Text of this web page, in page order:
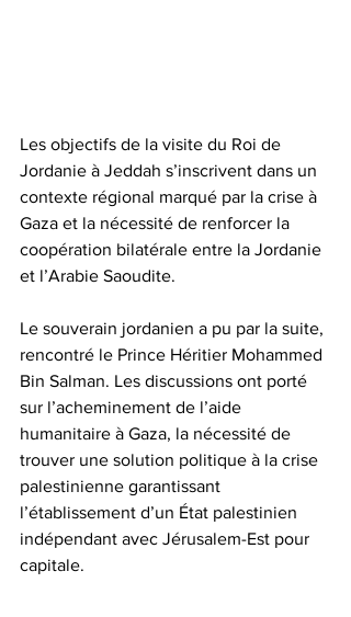
Les objectifs de la visite du Roi de
Jordanie à Jeddah s’inscrivent dans un
contexte régional marqué par la crise à
Gaza et la nécessité de renforcer la
coopération bilatérale entre la Jordanie
et l’Arabie Saoudite.
Le souverain jordanien a pu par la suite,
rencontré le Prince Héritier Mohammed
Bin Salman. Les discussions ont porté
sur l’acheminement de l’aide
humanitaire à Gaza, la nécessité de
trouver une solution politique à la crise
palestinienne garantissant
l’établissement d’un État palestinien
indépendant avec Jérusalem-Est pour
capitale.